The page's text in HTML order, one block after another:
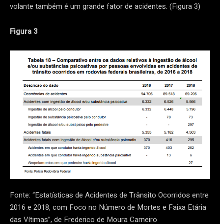
volante também é um grande fator de acidentes. (Figura 3)
Figura 3
Fonte: “Estatísticas de Acidentes de Trânsito Ocorridos entre
2016 e 2018, com Foco no Número de Mortes e Faixa Etária
das Vítimas”, de Frederico de Moura Carneiro